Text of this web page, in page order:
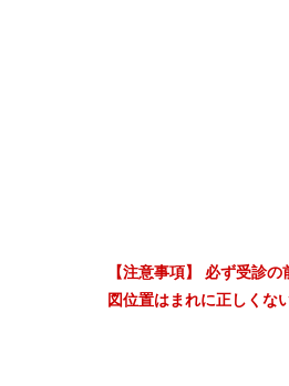
【注意事項】 必ず受診
図位置はまれに正しくな